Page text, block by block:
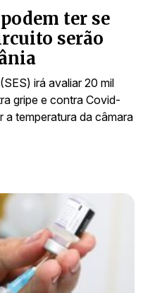
ter se
serão
irá avaliar 20 mil
gripe e contra Covid-
a temperatura da câmara